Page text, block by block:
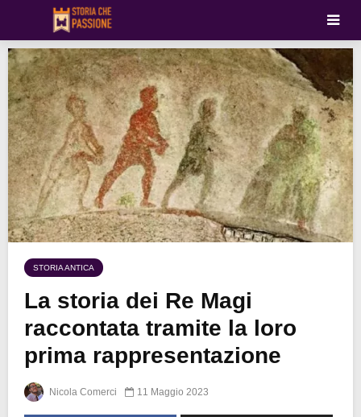
STORIA ANTICA
La storia dei Re Magi
raccontata tramite la loro
prima rappresentazione
Nicola Comerci 11 Maggio 2023